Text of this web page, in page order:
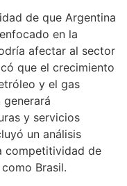
de que Argentina
en la
afectar al sector
que el crecimiento
y el gas
y servicios
un análisis
competitividad de
Brasil.